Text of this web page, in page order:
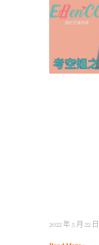
2022 年 5 月 22 日